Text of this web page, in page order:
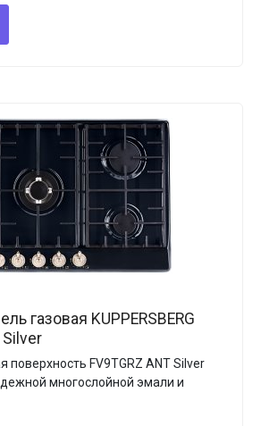
газовая KUPPERSBERG
Silver
поверхность FV9TGRZ ANT Silver
многослойной эмали и